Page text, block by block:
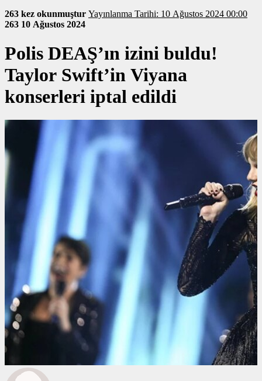
263 kez okunmuştur
Yayınlanma Tarihi: 10 Ağustos 2024 00:00
263 10 Ağustos 2024
Polis DEAŞ’ın izini buldu!
Taylor Swift’in Viyana
konserleri iptal edildi